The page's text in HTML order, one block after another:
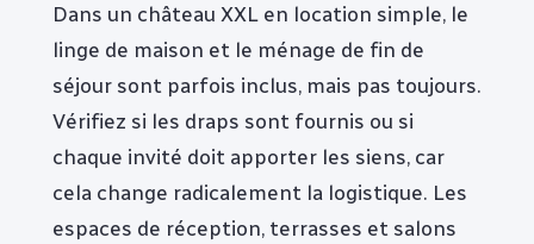
Dans un château XXL en location simple, le
linge de maison et le ménage de fin de
séjour sont parfois inclus, mais pas toujours.
Vérifiez si les draps sont fournis ou si
chaque invité doit apporter les siens, car
cela change radicalement la logistique. Les
espaces de réception, terrasses et salons